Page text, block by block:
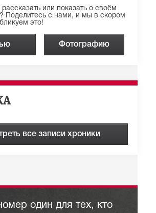
рассказать или показать о своём
Поделитесь с нами, и мы в скором
это!
Фотографию
все записи хроники
один для тех, кто